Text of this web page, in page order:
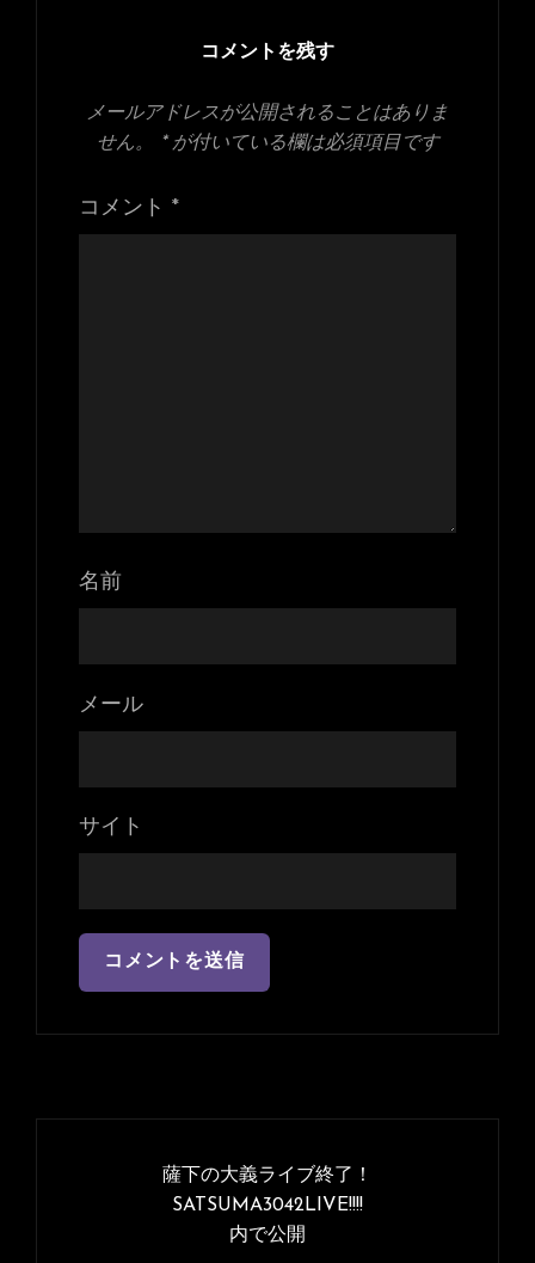
コメントを残す
メールアドレスが公開されることはありま
せん。
*が付いている欄は必須項目です
コメント *
名前
メール
サイト
薩下の大義ライブ終了！
SATSUMA3042LIVE!!!!
内で公開